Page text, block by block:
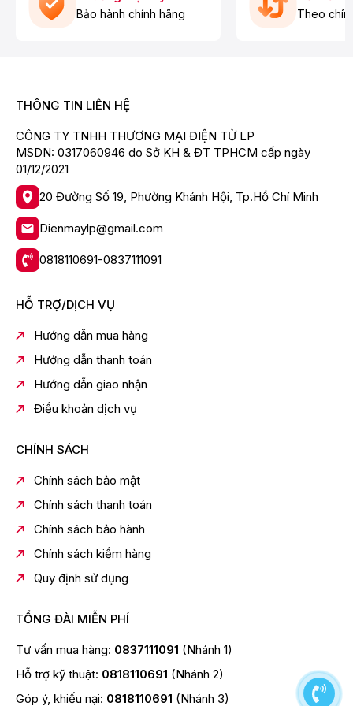
Xuất xứ
Loại Gas lạnh
Loại máy
Công suất làm lạnh
Sử dụng cho phòng
Nguồn điện (Ph/V/Hz)
Hiệu suất năng lượng CSPF
DÀN LẠNH
Kích thước dàn lạnh (mm)
Trọng lượng dàn lạnh (Kg)
DÀN NÓNG
Kích thước dàn nóng (mm)
Trọng lượng dàn nóng (Kg)
Bảo hành chính hãng Theo
THÔNG TIN LIÊN HỆ
CÔNG TY TNHH THƯƠNG MẠI ĐIỆN TỬ LP
MSDN: 0317060946 do Sở KH & ĐT TPHCM cấp ngày
01/12/2021
20 Đường Số 19, Phường Khánh Hội, Tp.Hồ Chí Minh
Dienmaylp@gmail.com
0818110691-0837111091
HỖ TRỢ/DỊCH VỤ
Hướng dẫn mua hàng
Hướng dẫn thanh toán
Hướng dẫn giao nhận
Điều khoản dịch vụ
CHÍNH SÁCH
Chính sách bảo mật
Chính sách thanh toán
Chính sách bảo hành
Chính sách kiểm hàng
Quy định sử dụng
TỔNG ĐÀI MIỄN PHÍ
Tư vấn mua hàng: 0837111091 (Nhánh 1)
Hỗ trợ kỹ thuật: 0818110691 (Nhánh 2)
Góp ý, khiếu nại: 0818110691 (Nhánh 3)